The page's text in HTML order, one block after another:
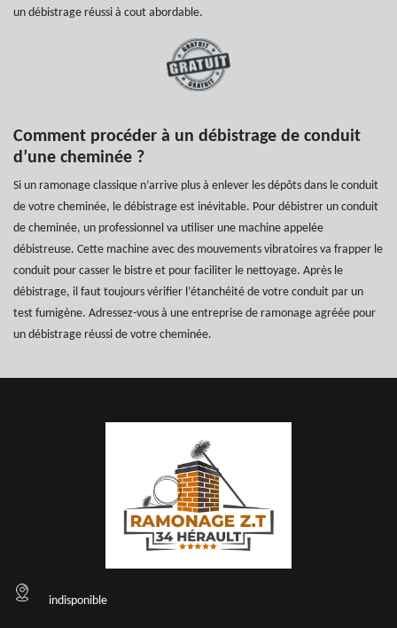
un débistrage réussi à cout abordable.
Comment procéder à un débistrage de conduit
d’une cheminée ?
Si un ramonage classique n’arrive plus à enlever les dépôts dans le conduit
de votre cheminée, le débistrage est inévitable. Pour débistrer un conduit
de cheminée, un professionnel va utiliser une machine appelée
débistreuse. Cette machine avec des mouvements vibratoires va frapper le
conduit pour casser le bistre et pour faciliter le nettoyage. Après le
débistrage, il faut toujours vérifier l’étanchéité de votre conduit par un
test fumigène. Adressez-vous à une entreprise de ramonage agréée pour
un débistrage réussi de votre cheminée.
indisponible